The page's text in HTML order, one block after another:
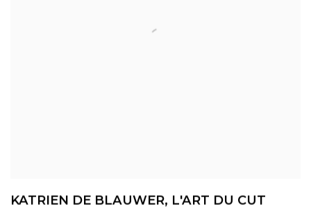
KATRIEN DE BLAUWER, L'ART DU CUT